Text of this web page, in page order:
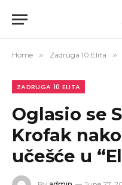
Home » Zadruga 10 Elita »
ZADRUGA 10 ELITA
Oglasio se
Krofak
učešće u